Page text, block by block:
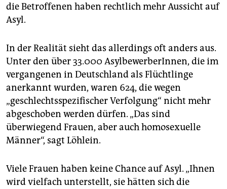
die Betroffenen haben rechtlich mehr Aussicht auf
Asyl.
In der Realität sieht das allerdings oft anders aus.
Unter den über 33.000 AsylbewerberInnen, die im
vergangenen in Deutschland als Flüchtlinge
anerkannt wurden, waren 624, die wegen
„geschlechtsspezifischer Verfolgung“ nicht mehr
abgeschoben werden dürfen. „Das sind
überwiegend Frauen, aber auch homosexuelle
Männer“, sagt Löhlein.
Viele Frauen haben keine Chance auf Asyl. „Ihnen
wird vielfach unterstellt, sie hätten sich die